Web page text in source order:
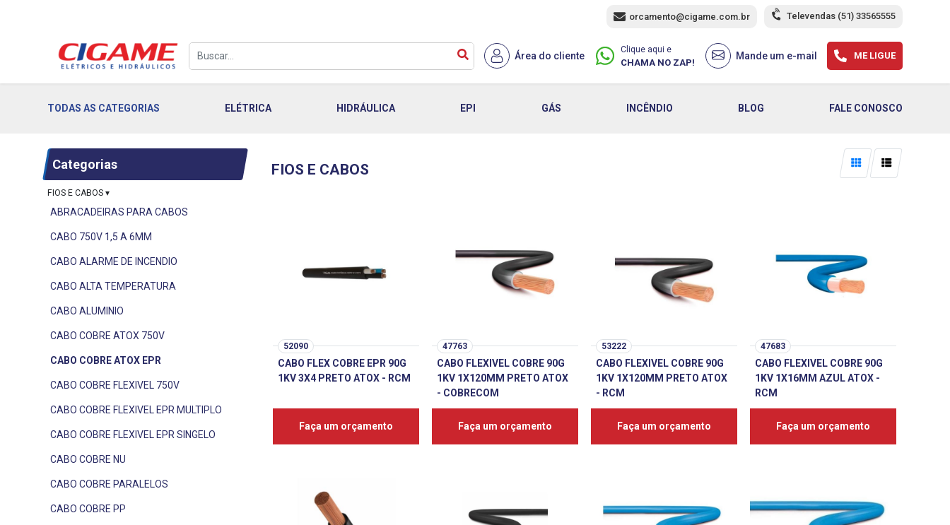
orcamento@cigame.com.br Televendas (51) 33565555
Área do cliente
Clique aqui e
CHAMA NO ZAP!
Mande um e-mail ME LIGUE
TODAS AS CATEGORIAS ELÉTRICA HIDRÁULICA EPI GÁS INCÊNDIO BLOG FALE CONOSCO
Categorias
FIOS E CABOS ▾
ABRACADEIRAS PARA CABOS
CABO 750V 1,5 A 6MM
CABO ALARME DE INCENDIO
CABO ALTA TEMPERATURA
CABO ALUMINIO
CABO COBRE ATOX 750V
CABO COBRE ATOX EPR
CABO COBRE FLEXIVEL 750V
CABO COBRE FLEXIVEL EPR MULTIPLO
CABO COBRE FLEXIVEL EPR SINGELO
CABO COBRE NU
CABO COBRE PARALELOS
CABO COBRE PP
FIOS E CABOS
52090
CABO FLEX COBRE EPR 90G
1KV 3X4 PRETO ATOX - RCM
Faça um orçamento
47763
CABO FLEXIVEL COBRE 90G
1KV 1X120MM PRETO ATOX
- COBRECOM
Faça um orçamento
53222
CABO FLEXIVEL COBRE 90G
1KV 1X120MM PRETO ATOX
- RCM
Faça um orçamento
47683
CABO FLEXIVEL COBRE 90G
1KV 1X16MM AZUL ATOX -
RCM
Faça um orçamento